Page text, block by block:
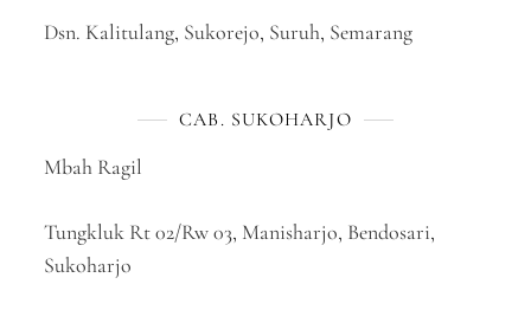
Dsn. Kalitulang, Sukorejo, Suruh, Semarang
CAB. SUKOHARJO
Mbah Ragil
Tungkluk Rt 02/Rw 03, Manisharjo, Bendosari,
Sukoharjo